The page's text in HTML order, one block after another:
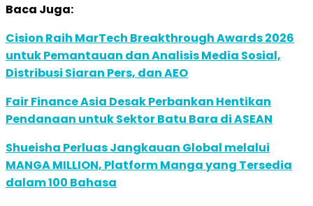
Baca Juga:
Cision Raih MarTech Breakthrough Awards 2026
untuk Pemantauan dan Analisis Media Sosial,
Distribusi Siaran Pers, dan AEO
Fair Finance Asia Desak Perbankan Hentikan
Pendanaan untuk Sektor Batu Bara di ASEAN
Shueisha Perluas Jangkauan Global melalui
MANGA MILLION, Platform Manga yang Tersedia
dalam 100 Bahasa